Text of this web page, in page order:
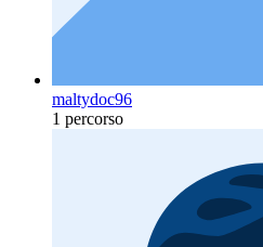
maltydoc96
1 percorso